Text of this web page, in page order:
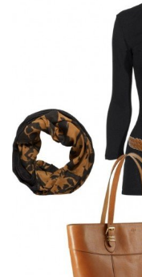
pene
–
super
modele